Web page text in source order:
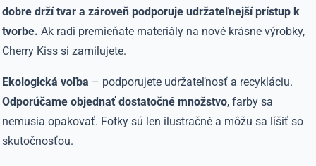
dobre drží tvar a zároveň podporuje udržateľnejší prístup k
tvorbe. Ak radi premieňate materiály na nové krásne výrobky,
Cherry Kiss si zamilujete.
Ekologická voľba – podporujete udržateľnosť a recykláciu.
Odporúčame objednať dostatočné množstvo, farby sa
nemusia opakovať. Fotky sú len ilustračné a môžu sa líšiť so
skutočnosťou.